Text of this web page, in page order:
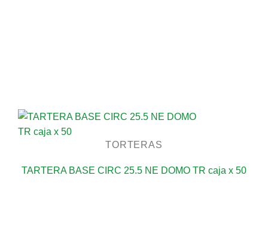
TORTERAS
TARTERA BASE CIRC 25.5 NE DOMO TR caja x 50